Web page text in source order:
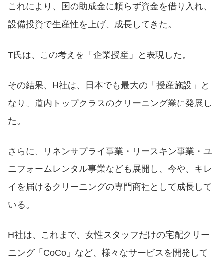
これにより、国の助成金に頼らず資金を借り入れ、
設備投資で生産性を上げ、成長してきた。
T氏は、この考えを「企業授産」と表現した。
その結果、H社は、日本でも最大の「授産施設」と
なり、道内トップクラスのクリーニング業に発展し
た。
さらに、リネンサプライ事業・リースキン事業・ユ
ニフォームレンタル事業なども展開し、今や、キレ
イを届けるクリーニングの専門商社として成長して
いる。
H社は、これまで、女性スタッフだけの宅配クリー
ニング「CoCo」など、様々なサービスを開発して